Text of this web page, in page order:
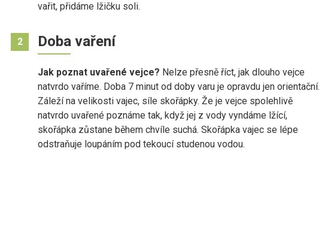
vařit, přidáme lžičku soli.
2 Doba vaření
Jak poznat uvařené vejce? Nelze přesně říct, jak dlouho vejce
natvrdo vaříme. Doba 7 minut od doby varu je opravdu jen orientační.
Záleží na velikosti vajec, síle skořápky. Že je vejce spolehlivě
natvrdo uvařené poznáme tak, když jej z vody vyndáme lžící,
skořápka zůstane během chvíle suchá. Skořápka vajec se lépe
odstraňuje loupáním pod tekoucí studenou vodou.